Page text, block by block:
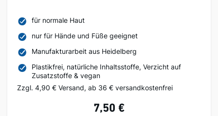
für normale Haut
nur für Hände und Füße geeignet
Manufakturarbeit aus Heidelberg
Plastikfrei, natürliche Inhaltsstoffe, Verzicht auf
Zusatzstoffe & vegan
Zzgl. 4,90 € Versand, ab 36 € versandkostenfrei
7,50 €